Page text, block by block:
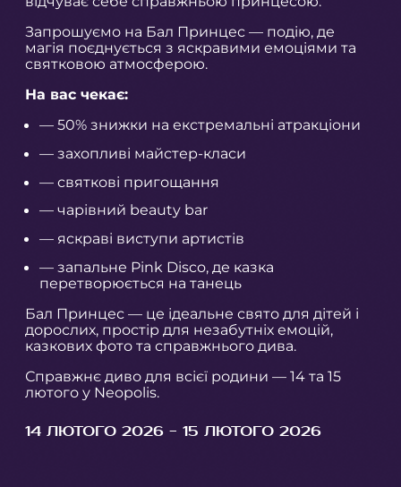
Запрошуємо на Бал Принцес — подію, де
магія поєднується з яскравими емоціями та
святковою атмосферою.
На вас чекає:
— 50% знижки на екстремальні атракціони
— захопливі майстер-класи
— святкові пригощання
— чарівний beauty bar
— яскраві виступи артистів
— запальне Pink Disco, де казка
перетворюється на танець
Бал Принцес — це ідеальне свято для дітей і
дорослих, простір для незабутніх емоцій,
казкових фото та справжнього дива.
Справжнє диво для всієї родини — 14 та 15
лютого у Neopolis.
14 ЛЮТОГО 2026 - 15 ЛЮТОГО 2026